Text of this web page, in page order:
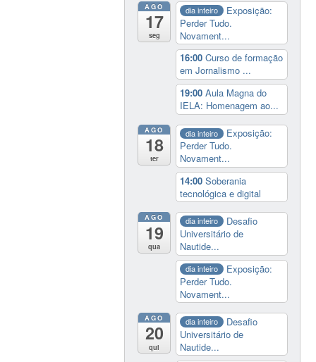
AGO
17
seg
dia inteiro
Exposição:
Perder Tudo.
Novament...
16:00Curso de formação
em Jornalismo ...
19:00Aula Magna do
IELA: Homenagem ao...
AGO
18
ter
dia inteiro
Exposição:
Perder Tudo.
Novament...
14:00Soberania
tecnológica e digital
AGO
19
qua
dia inteiro
Desafio
Universitário de
Nautide...
dia inteiro
Exposição:
Perder Tudo.
Novament...
AGO
20
qui
dia inteiro
Desafio
Universitário de
Nautide...